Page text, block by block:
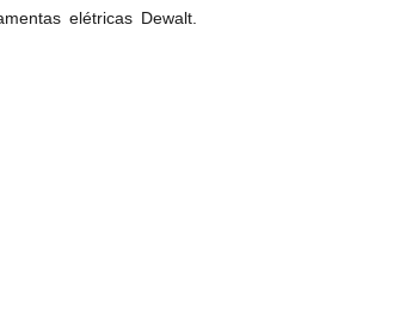
elétricas Dewalt.